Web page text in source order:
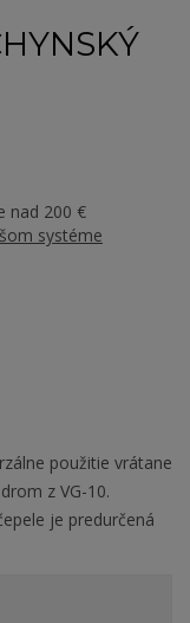
nad 200 €
systéme
použitie vrátane
z VG-10.
je predurčená